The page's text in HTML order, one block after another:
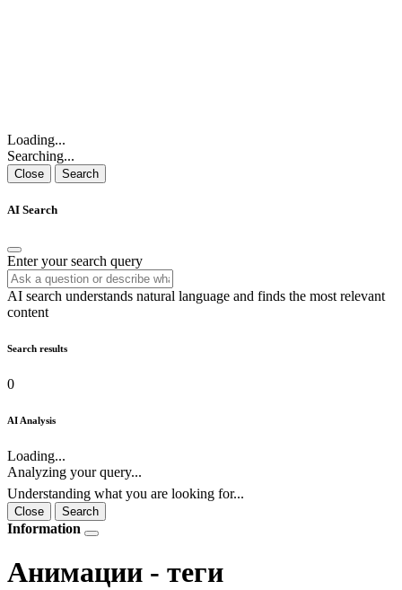
Loading...
Searching...
Close Search
AI Search
Enter your search query
AI search understands natural language and finds the most relevant
content
Search results
0
AI Analysis
Loading...
Analyzing your query...
Understanding what you are looking for...
Close Search
Information
Анимации - теги